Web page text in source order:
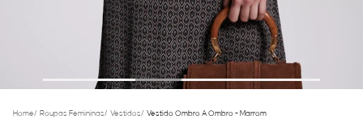
Home/ Roupas Femininas/ Vestidos/ Vestido Ombro A Ombro - Marrom